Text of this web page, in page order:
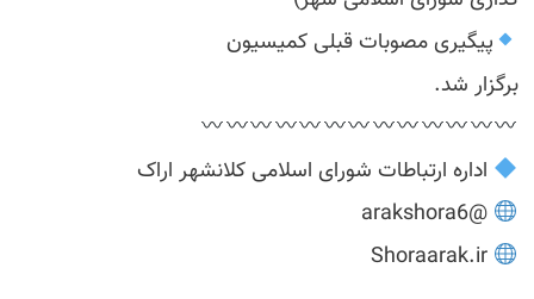
پیگیری مصوبات قبلی کمیسیون
برگزار شد.
اداره ارتباطات شورای اسلامی کلانشهر اراک
@arakshora6
Shoraarak.ir